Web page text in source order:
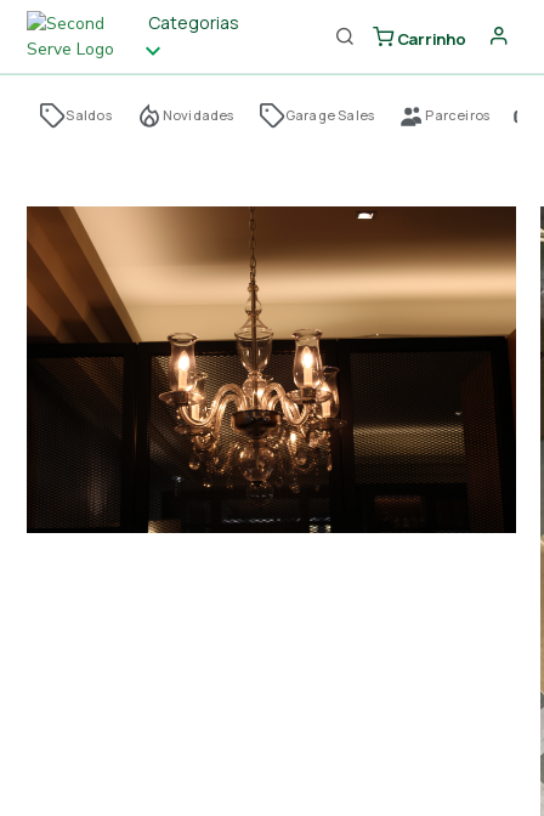
Categorias
Carrinho
Saldos Novidades Garage Sales Parceiros